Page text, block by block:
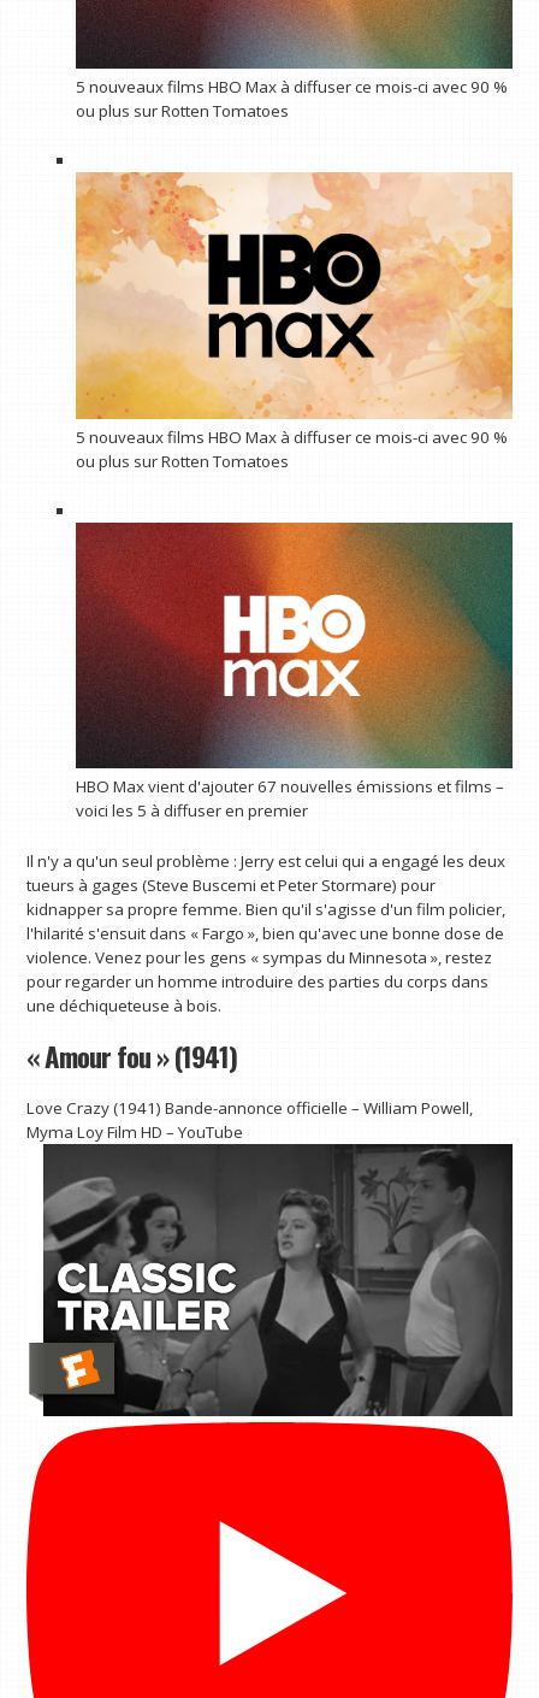
5 nouveaux films HBO Max à diffuser ce mois-ci avec 90 %
ou plus sur Rotten Tomatoes
5 nouveaux films HBO Max à diffuser ce mois-ci avec 90 %
ou plus sur Rotten Tomatoes
HBO Max vient d'ajouter 67 nouvelles émissions et films –
voici les 5 à diffuser en premier
Il n'y a qu'un seul problème : Jerry est celui qui a engagé les deux
tueurs à gages (Steve Buscemi et Peter Stormare) pour
kidnapper sa propre femme. Bien qu'il s'agisse d'un film policier,
l'hilarité s'ensuit dans « Fargo », bien qu'avec une bonne dose de
violence. Venez pour les gens « sympas du Minnesota », restez
pour regarder un homme introduire des parties du corps dans
une déchiqueteuse à bois.
« Amour fou » (1941)
Love Crazy (1941) Bande-annonce officielle – William Powell,
Myma Loy Film HD – YouTube